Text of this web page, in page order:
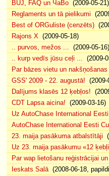
BUJ, FAQ un ЧаВо (2009-05-21)
Reglaments un tā pielikumi
Best of ORGuliste (cenzēts)
Rajons X (2009-05-18)
.. purvos, mežos ... (2009-05-16)
.. kurp vedīs jūsu ceļi ... (2009-
Par bāzes vietu un
GSS' 2009 - 22. augustā! (2009-
Dalījums klasēs 12 ķebļos!
CDT Lapsa aicina! (2009-03-16)
Uz AutoChase International
AutoChase International Eesti
23. maija pasākuma atbalstītāji
Uz 23. maija pasākumu «12
Par wap lietošanu reģistrācijai
Ieskats Salā(2008-06-18,